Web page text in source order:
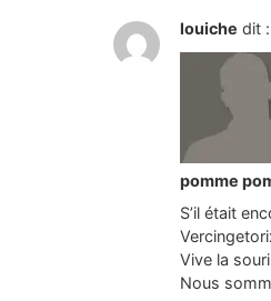
louiche dit :
pomme
S’il était
Vive la
Nous